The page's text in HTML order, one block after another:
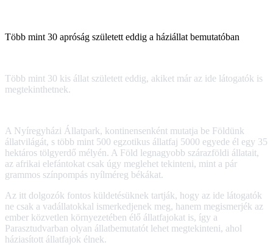
Több mint 30 apróság született eddig a háziállat bemutatóban
Több mint 30 kis állat született eddig, akiket már az ide látogatók is
megtekinthetnek.
A Nyíregyházi Állatpark, kontinensenként mutatja be Földünk
állatvilágát, s több mint 500 egzotikus állatfaj 5000 egyede él egy 35
hektáros tölgyerdő mélyén. A Föld legnagyobb szárazföldi állatait,
az afrikai elefántokat csak úgy meglehet tekinteni, mint a pár
grammos színpompás nyílméreg békákat.
Az itt dolgozók fontos küldetésüknek tartják, hogy az ide látogatók
ne csak a vadállatokkal ismerkedjenek meg, hanem megismerjék az
ember közvetlen környezetében élő állatfajokat is, így a
Parasztudvarban olyan állatbemutatót lehet megtekinteni, ahol
háziasított állatfajok élnek.